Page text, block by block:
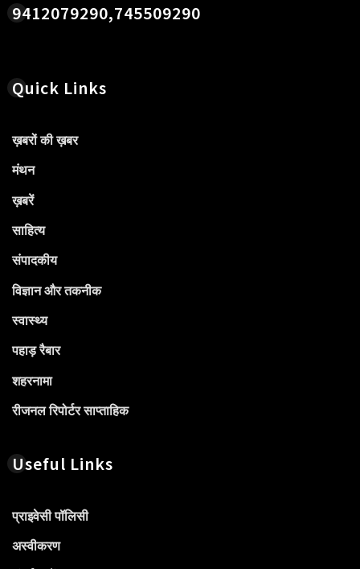
9412079290,745509290
Quick Links
ख़बरों की ख़बर
मंथन
ख़बरें
साहित्य
संपादकीय
विज्ञान और तकनीक
स्वास्थ्य
पहाड़ रैबार
शहरनामा
रीजनल रिपोर्टर साप्ताहिक
Useful Links
प्राइवेसी पॉलिसी
अस्वीकरण